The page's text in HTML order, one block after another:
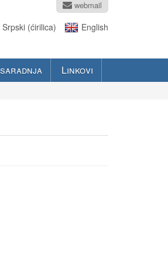
Srpski (ćirilica) English
webmail
Linkovi